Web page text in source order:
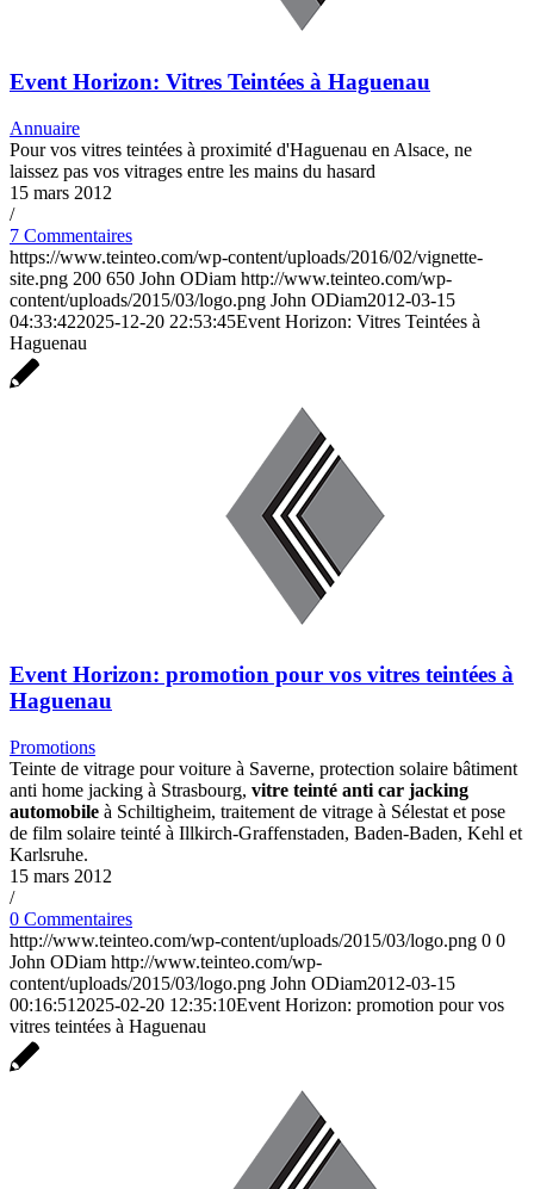
Event Horizon: Vitres Teintées à Haguenau
Annuaire
Pour vos vitres teintées à proximité d'Haguenau en Alsace, ne
laissez pas vos vitrages entre les mains du hasard
15 mars 2012
/
7 Commentaires
https://www.teinteo.com/wp-content/uploads/2016/02/vignette-
site.png 200 650 John ODiam http://www.teinteo.com/wp-
content/uploads/2015/03/logo.png John ODiam2012-03-15
04:33:422025-12-20 22:53:45Event Horizon: Vitres Teintées à
Haguenau
Event Horizon: promotion pour vos vitres teintées à
Haguenau
Promotions
Teinte de vitrage pour voiture à Saverne, protection solaire bâtiment
anti home jacking à Strasbourg, vitre teinté anti car jacking
automobile à Schiltigheim, traitement de vitrage à Sélestat et pose
de film solaire teinté à Illkirch-Graffenstaden, Baden-Baden, Kehl et
Karlsruhe.
15 mars 2012
/
0 Commentaires
http://www.teinteo.com/wp-content/uploads/2015/03/logo.png 0 0
John ODiam http://www.teinteo.com/wp-
content/uploads/2015/03/logo.png John ODiam2012-03-15
00:16:51 2025-02-20 12:35:10Event Horizon: promotion pour vos
vitres teintées à Haguenau